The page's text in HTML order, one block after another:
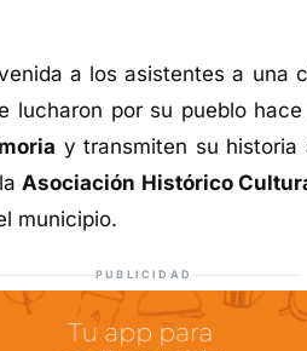
a los asistentes a una
lucharon por su pueblo
y transmiten su historia
laAsociación Histórico
municipio.
PUBLICIDAD